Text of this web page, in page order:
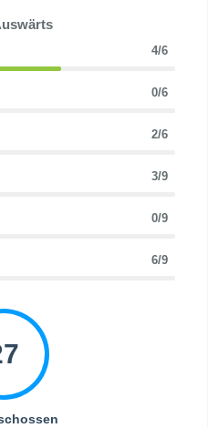
4/6
0/6
2/6
3/9
0/9
6/9